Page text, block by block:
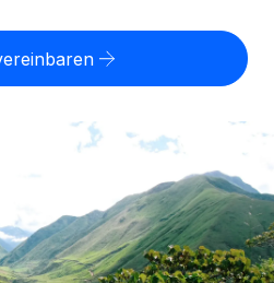
Arbeit mit Freelancer:innen
Verwalten von
HR-Aufgaben
allen US-Bundesstaaten
Lösungen für wachsende
Währungen und
globale Freelancer:innen